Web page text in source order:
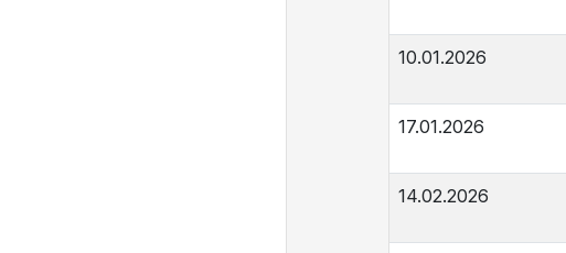
10.01.2026
17.01.2026
14.02.2026